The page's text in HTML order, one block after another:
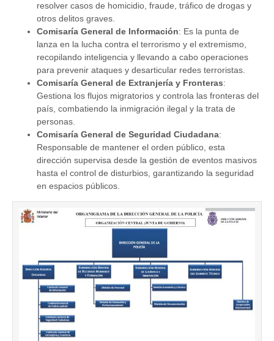
resolver casos de homicidio, fraude, tráfico de drogas y
otros delitos graves.
Comisaría General de Información: Es la punta de
lanza en la lucha contra el terrorismo y el extremismo,
recopilando inteligencia y llevando a cabo operaciones
para prevenir ataques y desarticular redes terroristas.
Comisaría General de Extranjería y Fronteras:
Gestiona los flujos migratorios y controla las fronteras del
país, combatiendo la inmigración ilegal y la trata de
personas.
Comisaría General de Seguridad Ciudadana:
Responsable de mantener el orden público, esta
dirección supervisa desde la gestión de eventos masivos
hasta el control de disturbios, garantizando la seguridad
en espacios públicos.